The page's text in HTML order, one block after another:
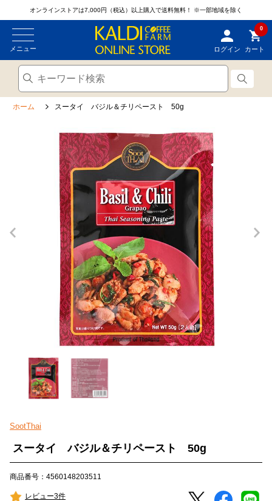
オンラインストアは7,000円（税込）以上購入で送料無料！ ※一部地域を除く
メニュー ログイン
0
カート
ホーム スータイ バジル＆チリペースト 50g
SootThai
スータイ バジル＆チリペースト 50g
商品番号：4560148203511
レビュー3件